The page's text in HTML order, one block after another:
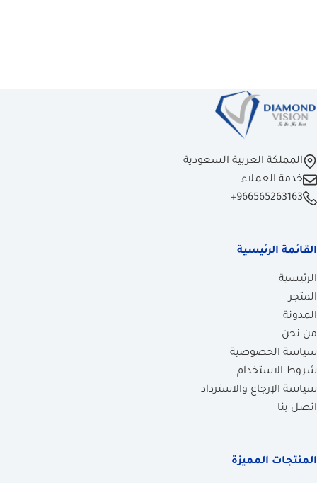
المملكة العربية السعودية
خدمة العملاء
+966565263163
القائمة الرئيسية
الرئيسية
المتجر
المدونة
من نحن
سياسة الخصوصية
شروط الاستخدام
سياسة الإرجاع والاسترداد
اتصل بنا
المنتجات المميزة